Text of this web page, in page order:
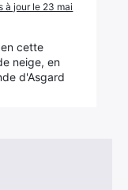
à jour le 23 mai
cette
neige, en
d'Asgard